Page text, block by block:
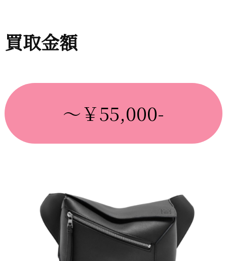
買取金額
～￥55,000-